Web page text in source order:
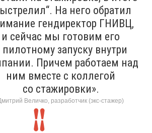
На него обратил
гендиректор ГНИВЦ,
и сейчас мы готовим его
пилотному запуску внутри
Причем работаем над
ним вместе с коллегой
со стажировки».
Величко, разработчик (экс-стажер)